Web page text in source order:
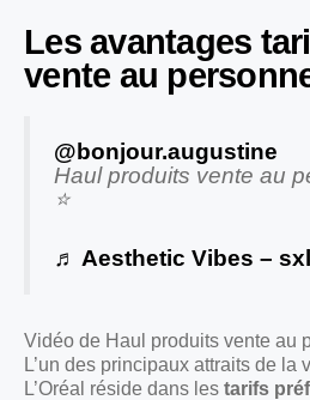
Les avantages
vente au
@bonjour.augustine
Haul produits vente au
⭐️
♬ Aesthetic Vibes –
Vidéo de Haul produits vente au
L’un des principaux attraits de la
L’Oréal réside dans les tarifs